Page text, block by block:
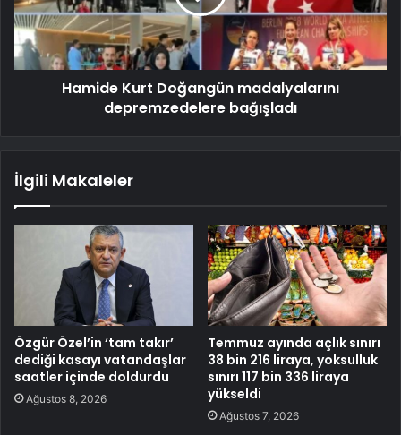
Hamide Kurt Doğangün madalyalarını
depremzedelere bağışladı
İlgili Makaleler
Özgür Özel’in ‘tam takır’
dediği kasayı vatandaşlar
saatler içinde doldurdu
Ağustos 8, 2026
Temmuz ayında açlık sınırı
38 bin 216 liraya, yoksulluk
sınırı 117 bin 336 liraya
yükseldi
Ağustos 7, 2026